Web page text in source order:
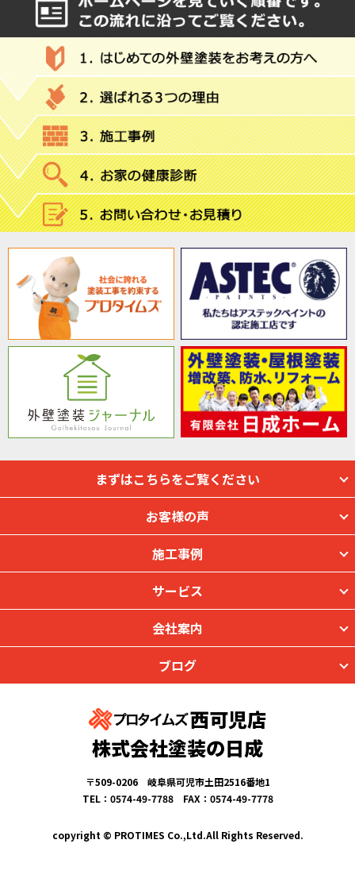
まずはこちらをご覧ください
お客様の声
施工事例
サービス
会社案内
ブログ
西可児店
株式会社塗装の日成
〒509-0206 岐阜県可児市土田2516番地1
TEL：0574-49-7788 FAX：0574-49-7778
copyright © PROTIMES Co.,Ltd.All Rights Reserved.